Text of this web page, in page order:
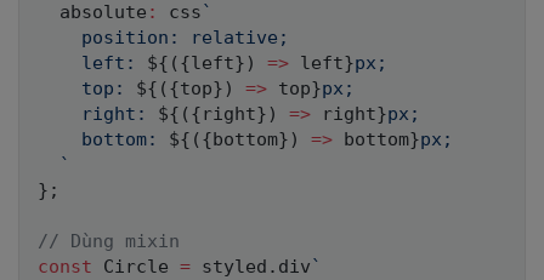
  absolute
: css`
    position: relative;
    left:
${ ( {left} ) => left}px;
    top:
${ ( {top} ) => top}px;
    right:
${ ( {right} ) => right}px;
    bottom:
${ ( {bottom} ) => bottom}px;
`
} ;
// Dùng mixin
const Circle = styled . div`